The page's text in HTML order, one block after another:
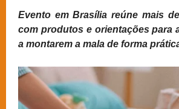
Evento em Brasília reúne mais
com produtos e orientações para
a montarem a mala de forma